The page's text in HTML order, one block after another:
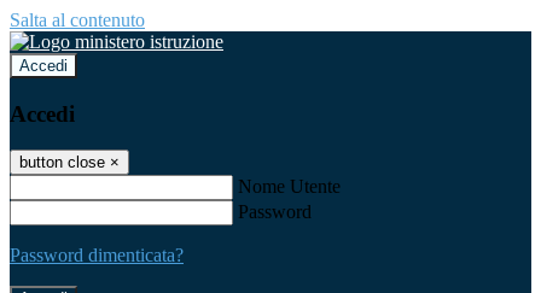
Salta al contenuto
Accedi
Accedi
button close ×
Nome Utente
Password
Password dimenticata?